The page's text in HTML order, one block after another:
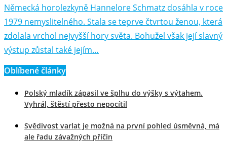
Německá horolezkyně Hannelore Schmatz dosáhla v roce
1979 nemyslitelného. Stala se teprve čtvrtou ženou, která
zdolala vrchol nejvyšší hory světa. Bohužel však její slavný
výstup zůstal také jejím…
Oblíbené články
Polský mladík zápasil ve šplhu do výšky s výtahem.
Vyhrál, štěstí přesto nepocítil
Svědivost varlat je možná na první pohled úsměvná, má
ale řadu závažných příčin